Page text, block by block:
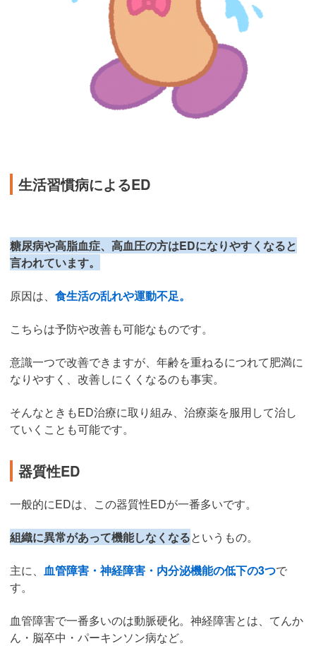
生活習慣病によるED
糖尿病や高脂血症、高血圧の方はEDになりやすくなると
言われています。
原因は、 食生活の乱れや運動不足。
こちらは予防や改善も可能なものです。
意識一つで改善できますが、年齢を重ねるにつれて肥満に
なりやすく、改善しにくくなるのも事実。
そんなときもED治療に取り組み、治療薬を服用して治し
ていくことも可能です。
器質性ED
一般的にEDは、この器質性EDが一番多いです。
組織に異常があって機能しなくなるというもの。
主に、 血管障害・神経障害・内分泌機能の低下の3つで
す。
血管障害で一番多いのは動脈硬化。神経障害とは、てんか
ん・脳卒中・パーキンソン病など。